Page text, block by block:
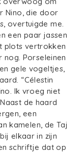
Nino, die door
overtuigde me.
een paar jassen
plots vertrokken
nog. Porseleinen
gele vogeltjes,
“Célestin
Ik vroeg niet
de haard
een
kamelen, de Taj
elkaar in zijn
schriftje dat op